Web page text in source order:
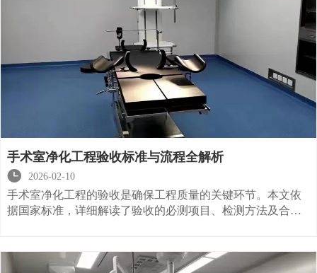
手术室净化工程验收标准与流程全解析

2026-02-10
手术室净化工程的验收是确保工程质量的关键环节。本文依
据国家标准，详细解读了验收的必测项目、检测方法及合格
度、换气次数、静压差、洁净度、温度、湿度、噪声、照